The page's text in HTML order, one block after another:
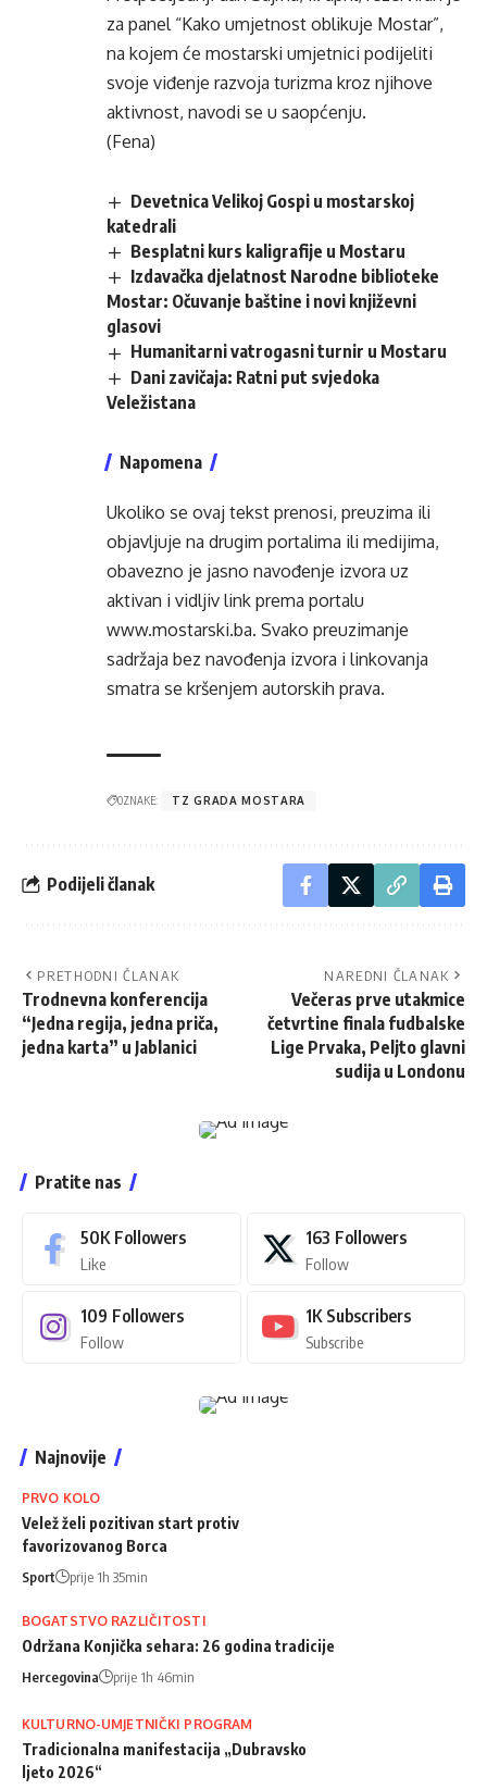
za panel “Kako umjetnost oblikuje Mostar”,
na kojem će mostarski umjetnici podijeliti
svoje viđenje razvoja turizma kroz njihove
aktivnost, navodi se u saopćenju.
(Fena)
Devetnica Velikoj Gospi u mostarskoj
katedrali
Besplatni kurs kaligrafije u Mostaru
Izdavačka djelatnost Narodne biblioteke
Mostar: Očuvanje baštine i novi književni
glasovi
Humanitarni vatrogasni turnir u Mostaru
Dani zavičaja: Ratni put svjedoka
Veležistana
Napomena
Ukoliko se ovaj tekst prenosi, preuzima ili
objavljuje na drugim portalima ili medijima,
obavezno je jasno navođenje izvora uz
aktivan i vidljiv link prema portalu
www.mostarski.ba. Svako preuzimanje
sadržaja bez navođenja izvora i linkovanja
smatra se kršenjem autorskih prava.
OZNAKE: TZ GRADA MOSTARA
Podijeli članak
PRETHODNI ČLANAK
Trodnevna konferencija
“Jedna regija, jedna priča,
jedna karta” u Jablanici
NAREDNI ČLANAK
Večeras prve utakmice
četvrtine finala fudbalske
Lige Prvaka, Peljto glavni
sudija u Londonu
Pratite nas
50K Followers
Like
163 Followers
Follow
109 Followers
Follow
1K Subscribers
Subscribe
Najnovije
PRVO KOLO
Velež želi pozitivan start protiv
favorizovanog Borca
Sport prije 1h 35min
BOGATSTVO RAZLIČITOSTI
Održana Konjička sehara: 26 godina tradicije
Hercegovina prije 1h 46min
KULTURNO-UMJETNIČKI PROGRAM
Tradicionalna manifestacija „Dubravsko
ljeto 2026“